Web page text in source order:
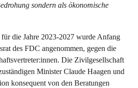
sondern als ökonomische
die Jahre 2023-2027 wurde Anfang
des FDC angenommen, gegen die
Die Zivilgesellschaft
Minister Claude Haagen und
konsequent von den Beratungen